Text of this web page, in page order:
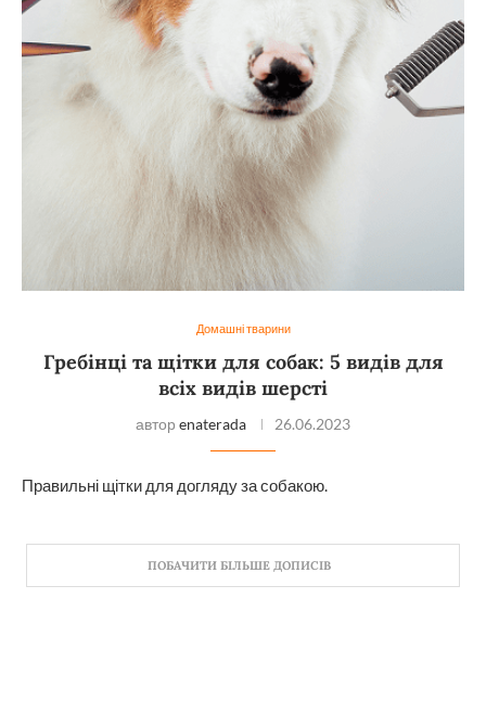
Домашні тварини
Гребінці та щітки для собак: 5 видів для
всіх видів шерсті
автор enaterada 26.06.2023
Правильні щітки для догляду за собакою.
ПОБАЧИТИ БІЛЬШЕ ДОПИСІВ